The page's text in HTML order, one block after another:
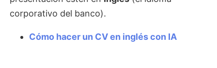
corporativo del banco).
Cómo hacer un CV en inglés con IA